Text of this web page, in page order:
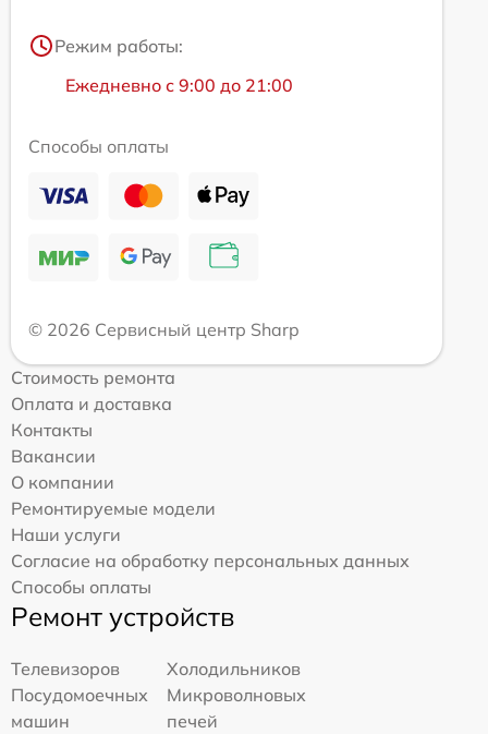
Режим работы:
Ежедневно с 9:00 до 21:00
Способы оплаты
© 2026 Сервисный центр Sharp
Стоимость ремонта
Оплата и доставка
Контакты
Вакансии
О компании
Ремонтируемые модели
Наши услуги
Согласие на обработку персональных данных
Способы оплаты
Ремонт устройств
Телевизоров
Холодильников
Посудомоечных
машин
Микроволновых
печей